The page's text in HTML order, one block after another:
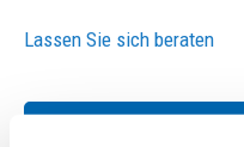
Lassen Sie sich beraten